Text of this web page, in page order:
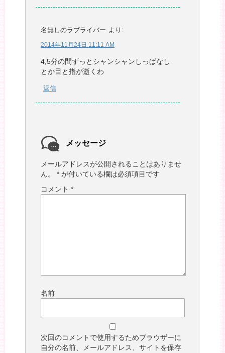
名無しのラブライバー より:
2014年11月24日 11:11 AM
4,5分の間ずっとシャンシャンしっぱなし
とか目と指が逝くわ
返信
メッセージ
メールアドレスが公開されることはありませ
ん。
* が付いている欄は必須項目です
コメント *
名前
次回のコメントで使用するためブラウザーに
自分の名前、メールアドレス、サイトを保存